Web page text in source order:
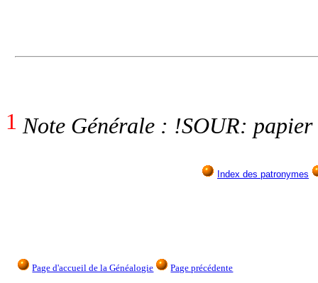
1 Note Générale : !SOUR: papier
Index des patronymes
Page d'accueil de la Généalogie Page précédente